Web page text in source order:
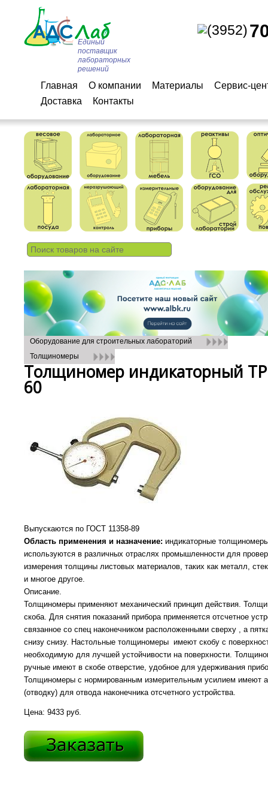
(3952)
Единый
поставщик
лабораторных
решений
Главная О компании Материалы
Сервис-
Доставка
Контакты
Оборудование для строительных лабораторий
Толщиномеры
Толщиномер индикаторный
60
Выпускаются по ГОСТ 11358-89
Область применения и назначение: индикаторные
используются в различных отраслях промышленности для
измерения толщины листовых материалов, таких как металл,
и многое другое.
Описание.
Толщиномеры применяют механический принцип действия.
скоба. Для снятия показаний прибора применяется отсчетное
связанное со спец наконечником расположенными сверху , а
снизу снизу. Настольные толщиномеры имеют скобу с
необходимую для лучшей устойчивости на поверхности.
ручные имеют в скобе отверстие, удобное для удерживания
Толщиномеры с нормированным измерительным усилием имеют
(отводку) для отвода наконечника отсчетного устройства.
Цена: 9433 руб.